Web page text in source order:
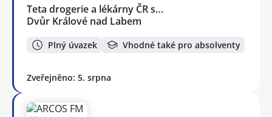
Teta drogerie a lékárny ČR s…
Dvůr Králové nad Labem
Plný úvazek Vhodné také pro absolventy
Zveřejněno: 5. srpna